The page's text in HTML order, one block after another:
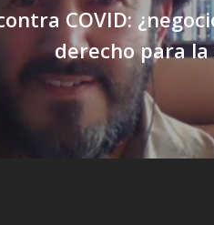
COVID:
derecho para